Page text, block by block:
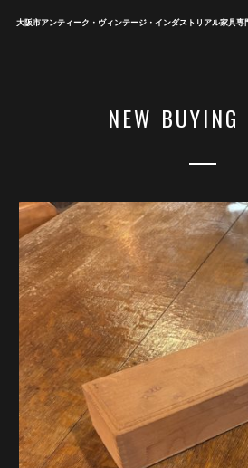
大阪市アンティーク・ヴィンテージ・インダストリアル家具専
NEW BUYING